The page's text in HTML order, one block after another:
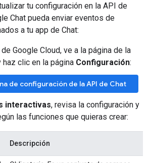
tu configuración en la API de
Chat pueda enviar eventos de
a tu app de Chat:
Google Cloud, ve a la página de la
haz clic en la página Configuración:
de configuración de la API de Chat
interactivas, revisa la configuración y
las funciones que quieras crear:
Descripción